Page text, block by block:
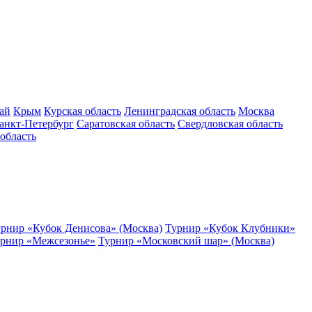
Крым Курская область Ленинградская область Москва
Петербург Саратовская область Свердловская область
«Кубок Денисова» (Москва) Турнир «Кубок Клубники»
«Межсезонье» Турнир «Московский шар» (Москва)